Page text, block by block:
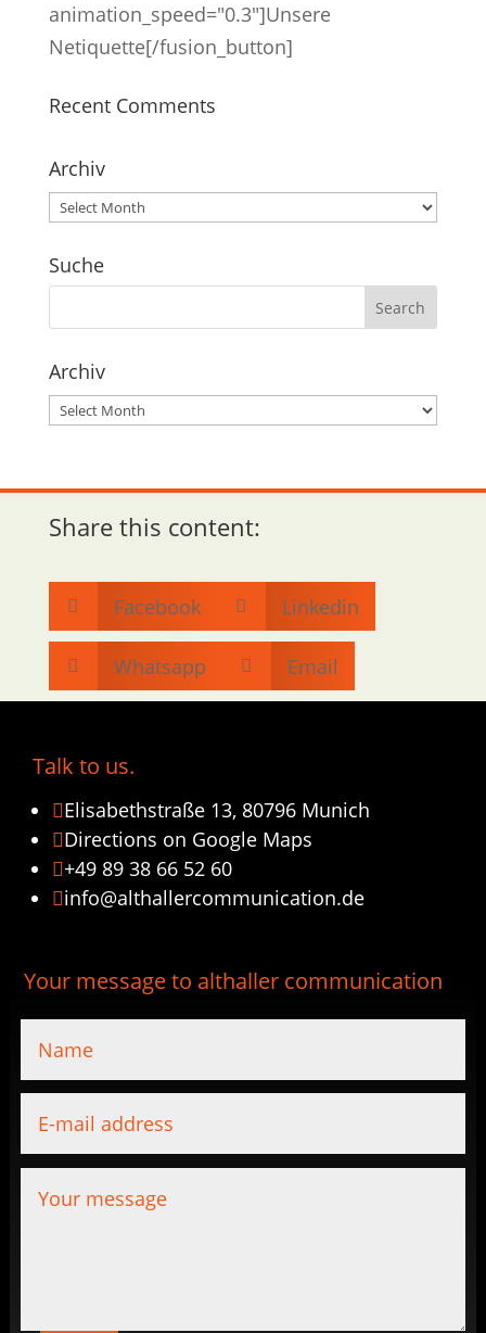
animation_speed="0.3"]Unsere
Netiquette[/fusion_button]
Recent Comments
Archiv
Archiv
Suche
Archiv
Archiv
Share this content:
 Facebook  Linkedin
 Whatsapp  Email
Talk to us.
Elisabethstraße 13, 80796 Munich
Directions on Google Maps
+49 89 38 66 52 60
info@althallercommunication.de
Your message to althaller communication